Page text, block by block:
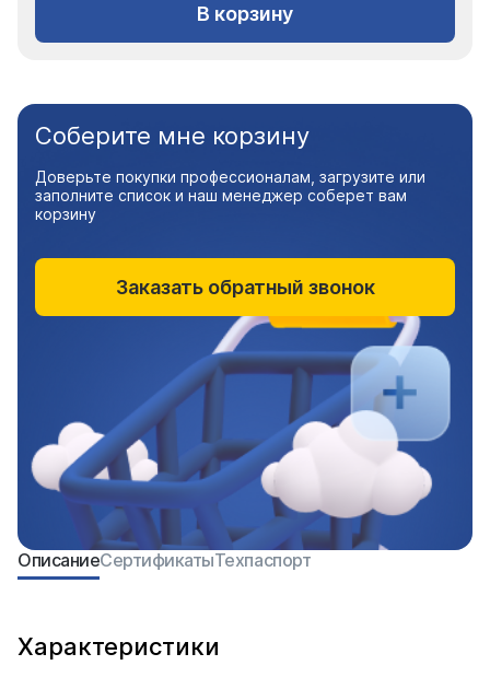
В корзину
Характеристики
ОписаниеСертификатыТехпаспорт
Соберите мне корзину
Доверьте покупки профессионалам, загрузите или
заполните список и наш менеджер соберет вам
корзину
Заказать обратный звонок